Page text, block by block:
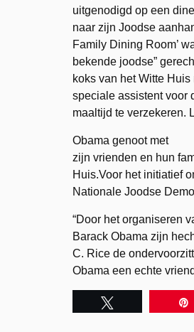
uitgenodigd op een
naar zijn Joodse
Family Dining Room’
bekende joodse”
koks van het Witte
speciale assistent voor
maaltijd te verzekeren.
Obama genoot met
zijn vrienden en hun
Huis.Voor het initiatief
Nationale Joodse
“Door het organiseren
Barack Obama zijn
C. Rice de
Obama een echte